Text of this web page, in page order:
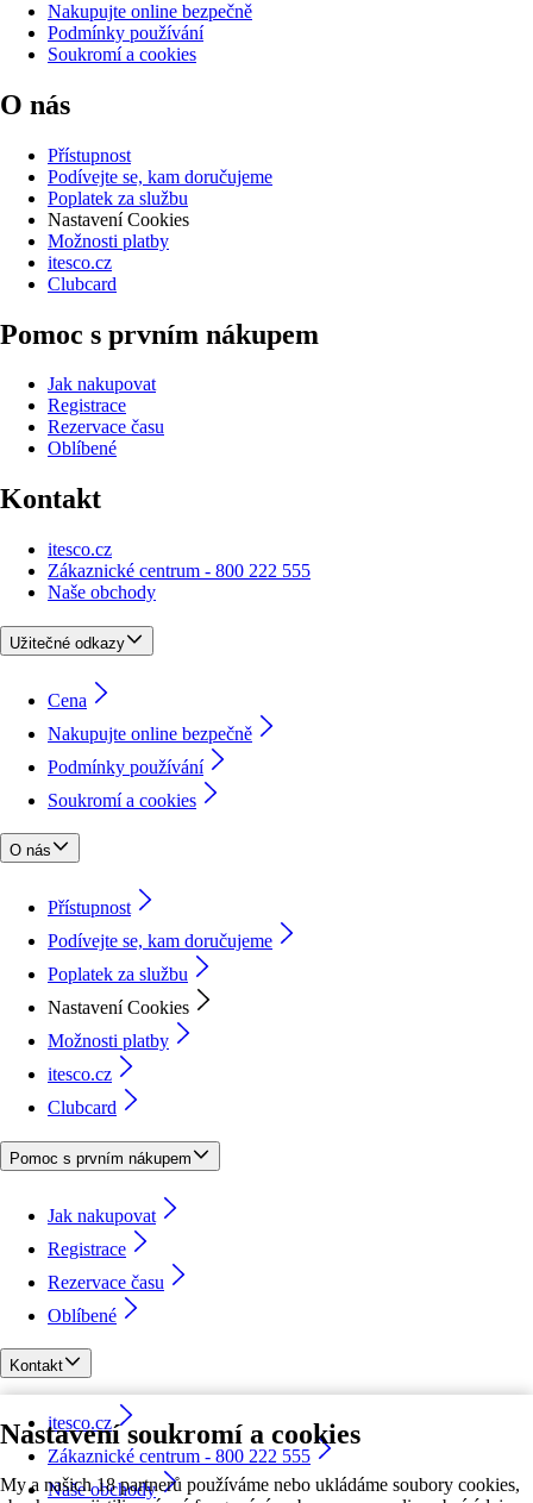
Nastavení soukromí a cookies
My a našich 18 partnerů používáme nebo ukládáme soubory cookies,
Nakupujte online bezpečně
Podmínky používání
Soukromí a cookies
O nás
Přístupnost
Podívejte se, kam doručujeme
Poplatek za službu
Nastavení Cookies
Možnosti platby
itesco.cz
Clubcard
Pomoc s prvním nákupem
Jak nakupovat
Registrace
Rezervace času
Oblíbené
Kontakt
itesco.cz
Zákaznické centrum - 800 222 555
Naše obchody
Užitečné odkazy
Cena
Nakupujte online bezpečně
Podmínky používání
Soukromí a cookies
O nás
Přístupnost
Podívejte se, kam doručujeme
Poplatek za službu
Nastavení Cookies
Možnosti platby
itesco.cz
Clubcard
Pomoc s prvním nákupem
Jak nakupovat
Registrace
Rezervace času
Oblíbené
Kontakt
itesco.cz
Zákaznické centrum - 800 222 555
Naše obchody